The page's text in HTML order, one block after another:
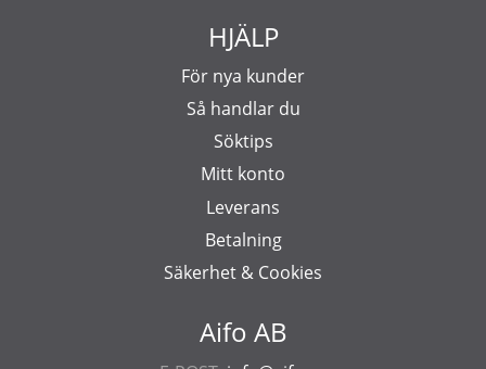
Aifo AB
HJÄLP
För nya kunder
Så handlar du
Söktips
Mitt konto
Leverans
Betalning
Säkerhet & Cookies